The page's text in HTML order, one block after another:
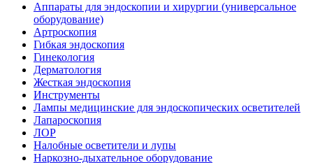
Аппараты для эндоскопии и хирургии (универсальное
оборудование)
Артроскопия
Гибкая эндоскопия
Гинекология
Дерматология
Жесткая эндоскопия
Инструменты
Лампы медицинские для эндоскопических осветителей
Лапароскопия
ЛОР
Налобные осветители и лупы
Наркозно-дыхательное оборудование